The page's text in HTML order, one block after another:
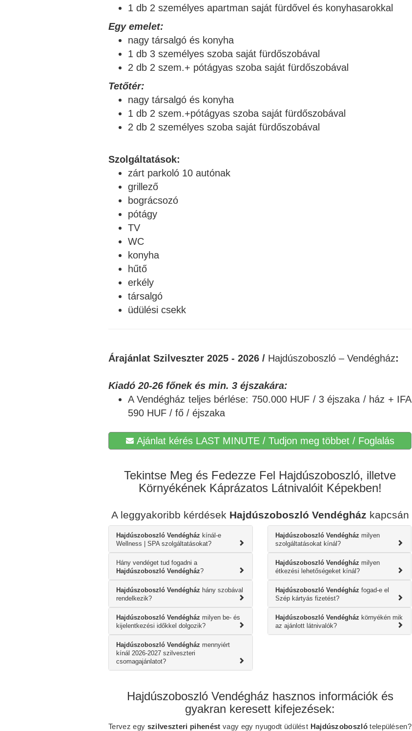
1 db 2 személyes apartman saját fürdővel és konyhasarokkal
Egy emelet:
nagy társalgó és konyha
1 db 3 személyes szoba saját fürdőszobával
2 db 2 szem.+ pótágyas szoba saját fürdőszobával
Tetőtér:
nagy társalgó és konyha
1 db 2 szem.+pótágyas szoba saját fürdőszobával
2 db 2 személyes szoba saját fürdőszobával
Szolgáltatások:
zárt parkoló 10 autónak
grillező
bográcsozó
pótágy
TV
WC
konyha
hűtő
erkély
társalgó
üdülési csekk
Árajánlat Szilveszter 2025 - 2026 / Hajdúszoboszló – Vendégház:
Kiadó 20-26 főnek és min. 3 éjszakára:
A Vendégház teljes bérlése: 750.000 HUF / 3 éjszaka / ház + IFA
590 HUF / fő / éjszaka
Ajánlat kérés LAST MINUTE / Tudjon meg többet / Foglalás
Tekintse Meg és Fedezze Fel Hajdúszoboszló, illetve
Környékének Káprázatos Látnivalóit Képekben!
A leggyakoribb kérdések Hajdúszoboszló Vendégház kapcsán
Hajdúszoboszló Vendégház kínál-e
Wellness | SPA szolgáltatásokat?
Hány vendéget tud fogadni a
Hajdúszoboszló Vendégház?
Hajdúszoboszló Vendégház hány szobával
rendelkezik?
Hajdúszoboszló Vendégház milyen be- és
kijelentkezési időkkel dolgozik?
Hajdúszoboszló Vendégház mennyiért
kínál 2026-2027 szilveszteri
csomagajánlatot?
Hajdúszoboszló Vendégház milyen
szolgáltatásokat kínál?
Hajdúszoboszló Vendégház milyen
étkezési lehetőségeket kínál?
Hajdúszoboszló Vendégház fogad-e el
Szép kártyás fizetést?
Hajdúszoboszló Vendégház környékén mik
az ajánlott látnivalók?
Hajdúszoboszló Vendégház hasznos információk és
gyakran keresett kifejezések:
Tervez egy szilveszteri pihenést vagy egy nyugodt üdülést Hajdúszoboszlótelepülésen?